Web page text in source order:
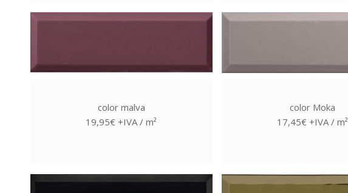
color malva
19,95€ +IVA / m²
color Moka
17,45€ +IVA / m²